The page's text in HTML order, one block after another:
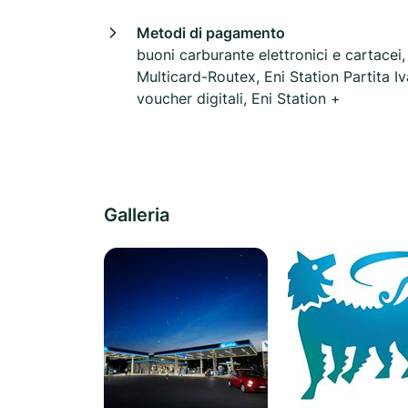
Metodi di pagamento
buoni carburante elettronici e cartacei,
Multicard-Routex, Eni Station Partita
voucher digitali, Eni Station +
Galleria